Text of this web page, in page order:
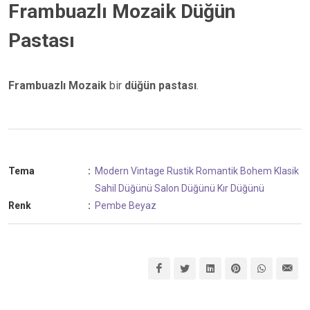
Frambuazlı Mozaik Düğün
Pastası
Frambuazlı Mozaik bir düğün pastası.
Tema : Modern Vintage Rustik Romantik Bohem Klasik
Sahil Düğünü Salon Düğünü Kır Düğünü
Renk
: Pembe Beyaz